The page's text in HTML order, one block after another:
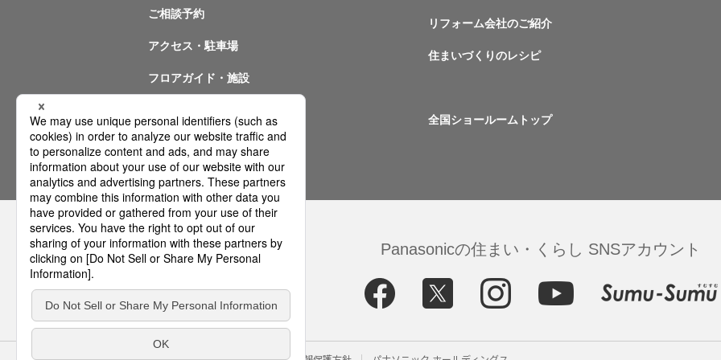
ご相談予約
アクセス・駐車場
フロアガイド・施設
問い合わせ
リフォーム会社のご紹介
住まいづくりのレシピ
全国ショールームトップ
Panasonicの住まい・くらし SNSアカウント